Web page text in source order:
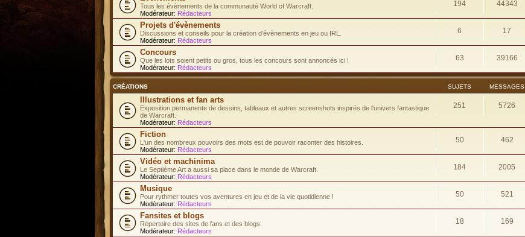
Tous les évènements de la communauté World of Warcraft.
Modérateur: Rédacteurs
194 44343
Projets d'évènements
Discussions et conseils pour la création d'évènements en jeu ou IRL.
Modérateur: Rédacteurs
6 17
Concours
Que les lots soient petits ou gros, tous les concours sont annoncés ici !
Modérateur: Rédacteurs
63 39166
CRÉATIONS SUJETS MESSAGES
Illustrations et fan arts
Exposition permanente de dessins, tableaux et autres screenshots inspirés de l'univers fantastique
de Warcraft.
Modérateur: Rédacteurs
251 5726
Fiction
L'un des nombreux pouvoirs des mots est de pouvoir raconter des histoires.
Modérateur: Rédacteurs
50 462
Vidéo et machinima
Le Septième Art a aussi sa place dans le monde de Warcraft.
Modérateur: Rédacteurs
184 2005
Musique
Pour rythmer toutes vos aventures en jeu et de la vie quotidienne !
Modérateur: Rédacteurs
50 521
Fansites et blogs
Répertoire des sites de fans et des blogs.
Modérateur: Rédacteurs
18 169